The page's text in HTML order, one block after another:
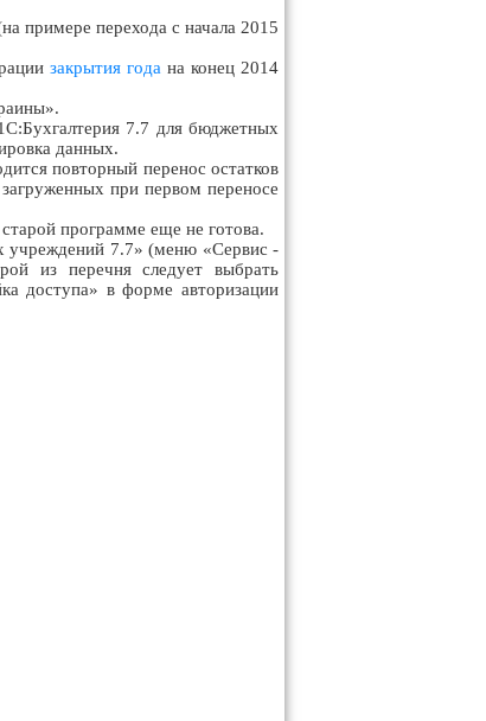
примере перехода с начала 2015
закрытия года на конец 2014
7.7 для бюджетных
данных.
повторный перенос остатков
при первом переносе
программе еще не готова.
учреждений 7.7» (меню «Сервис -
из перечня следует выбрать
доступа» в форме авторизации